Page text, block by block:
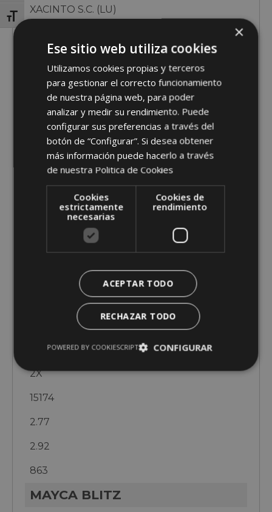
Toggle Font size
XACINTO S.C. (LU)
2.74
864
CONDADO MOES 0537
3.28
GAMIL DARTER ANDORRA
RIADIGOS (PO)
2X
15174
2.77
2.92
863
MAYCA BLITZ
×
Ese sitio web utiliza cookies
Utilizamos cookies propias y terceros
para gestionar el correcto funcionamiento
de nuestra página web, para poder
analizar y medir su rendimiento. Puede
configurar sus preferencias a través del
botón de “Configurar”. Si desea obtener
más información puede hacerlo a través
de nuestra Politica de Cookies
Cookies
estrictamente
necesarias
Cookies de
rendimiento
ACEPTAR TODO
RECHAZAR TODO
CONFIGURAR
POWERED BY COOKIESCRIPT